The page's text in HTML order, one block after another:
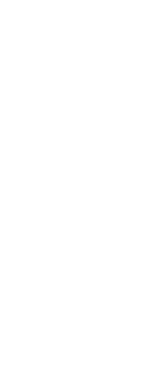
Sacaba Summer
ambiciosa
Cross Training